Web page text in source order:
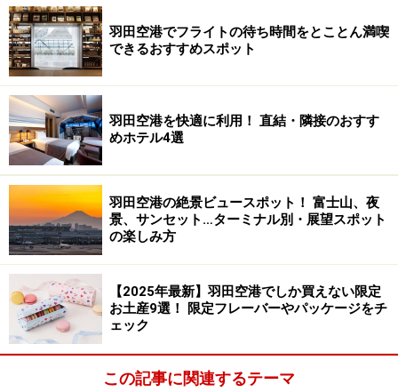
羽田空港でフライトの待ち時間をとことん満喫
できるおすすめスポット
羽田空港を快適に利用！ 直結・隣接のおすす
めホテル4選
羽田空港の絶景ビュースポット！ 富士山、夜
景、サンセット…ターミナル別・展望スポット
の楽しみ方
【2025年最新】羽田空港でしか買えない限定
お土産9選！ 限定フレーバーやパッケージをチ
ェック
この記事に関連するテーマ